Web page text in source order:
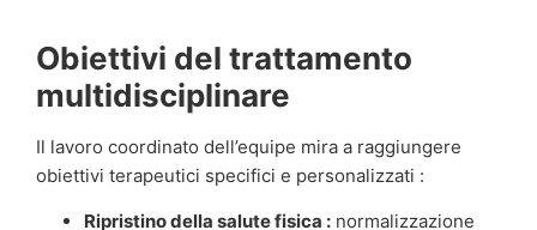
Obiettivi del trattamento
multidisciplinare
Il lavoro coordinato dell’equipe mira a raggiungere
obiettivi terapeutici specifici e personalizzati :
Ripristino della salute fisica : normalizzazione